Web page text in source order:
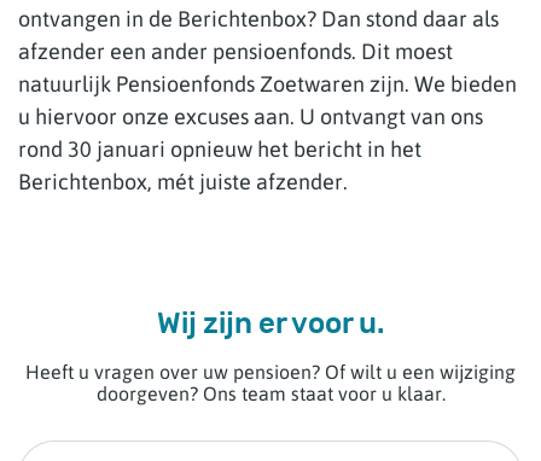
ontvangen in de Berichtenbox? Dan stond daar als
afzender een ander pensioenfonds. Dit moest
natuurlijk Pensioenfonds Zoetwaren zijn. We bieden
u hiervoor onze excuses aan. U ontvangt van ons
rond 30 januari opnieuw het bericht in het
Berichtenbox, mét juiste afzender.
Wij zijn er voor u.
Heeft u vragen over uw pensioen? Of wilt u een wijziging
doorgeven? Ons team staat voor u klaar.